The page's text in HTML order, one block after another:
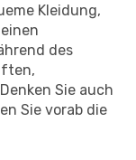
Kleidung,
des
Sie auch
Sie vorab die